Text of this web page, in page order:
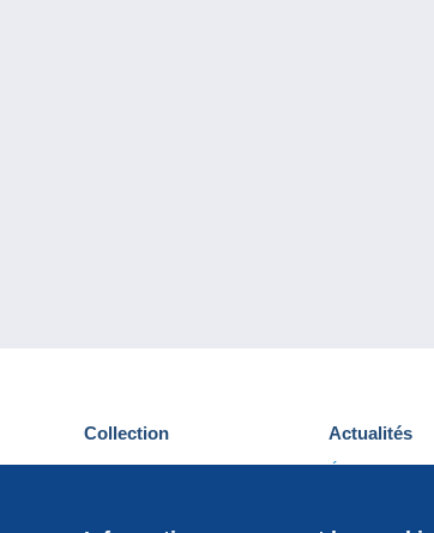
Collection
Cartes postales
Actualités
Événements